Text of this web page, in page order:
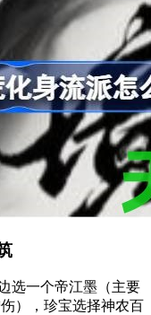
一个帝江墨（主要
），珍宝选择神农百